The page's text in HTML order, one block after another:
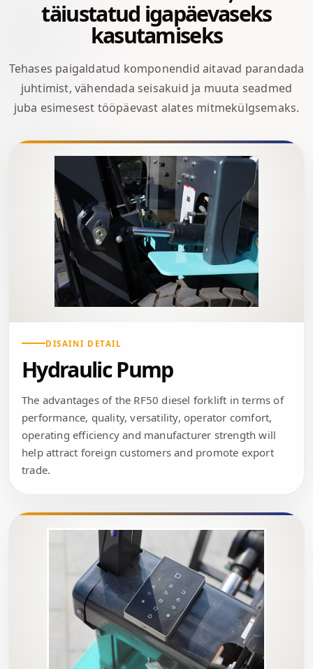
täiustatud igapäevaseks
kasutamiseks
Tehases paigaldatud komponendid aitavad parandada
juhtimist, vähendada seisakuid ja muuta seadmed
juba esimesest tööpäevast alates mitmekülgsemaks.
DISAINI DETAIL
Hydraulic Pump
The advantages of the RF50 diesel forklift in terms of
performance, quality, versatility, operator comfort,
operating efficiency and manufacturer strength will
help attract foreign customers and promote export
trade.